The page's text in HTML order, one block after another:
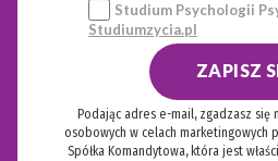
Studium Psychologii
Studiumzycia.pl
ZAPISZ
Podając adres e-mail, zgadzasz się
osobowych w celach marketingowych
Spółka Komandytowa, która jest